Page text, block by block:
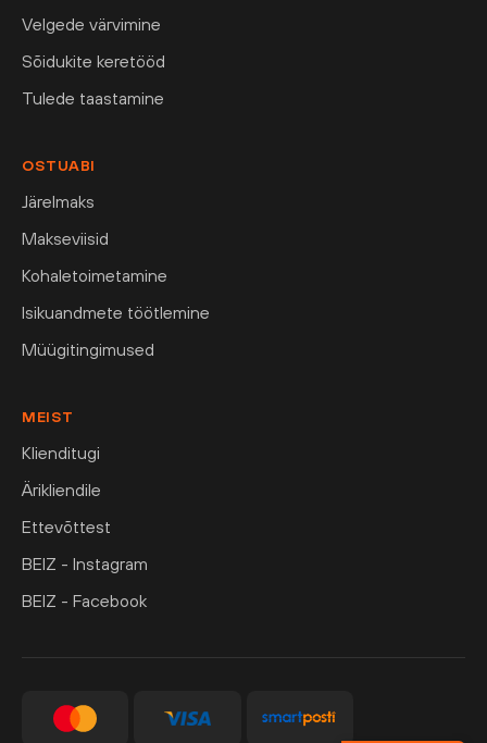
Velgede värvimine
Sõidukite keretööd
Tulede taastamine
OSTUABI
Järelmaks
Makseviisid
Kohaletoimetamine
Isikuandmete töötlemine
Müügitingimused
MEIST
Klienditugi
Ärikliendile
Ettevõttest
BEIZ - Instagram
BEIZ - Facebook